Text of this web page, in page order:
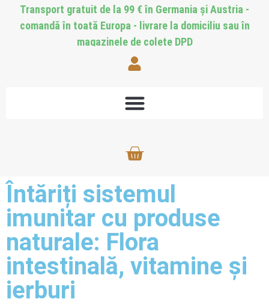
Transport gratuit de la 99 € în Germania și Austria -
comandă în toată Europa - livrare la domiciliu sau în
magazinele de colete DPD
Întăriți sistemul
imunitar cu produse
naturale: Flora
intestinală, vitamine și
ierburi